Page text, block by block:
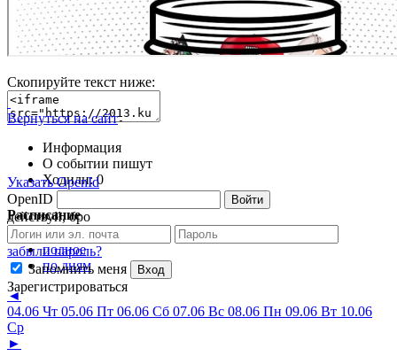
Вернуться на сайт
Указать OpenId
OpenID
Войти
действуй, бро
забыли пароль?
Запомнить меня
Вход
Зарегистрироваться
Скопируйте текст ниже:
Информация
О событии пишут
Ходили:0
Расписание
полное
по дням
◄
04.06 Чт 05.06 Пт 06.06 Сб 07.06 Вс 08.06 Пн 09.06 Вт 10.06
Ср
►